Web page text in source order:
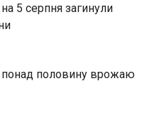
5 серпня загинули
понад половину врожаю